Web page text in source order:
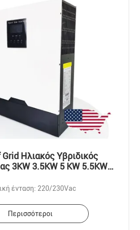
Ηλιακός Υβριδικός
3KW 3.5KW 5 KW 5.5KW
ένταση: 220/230Vac
Περισσότεροι